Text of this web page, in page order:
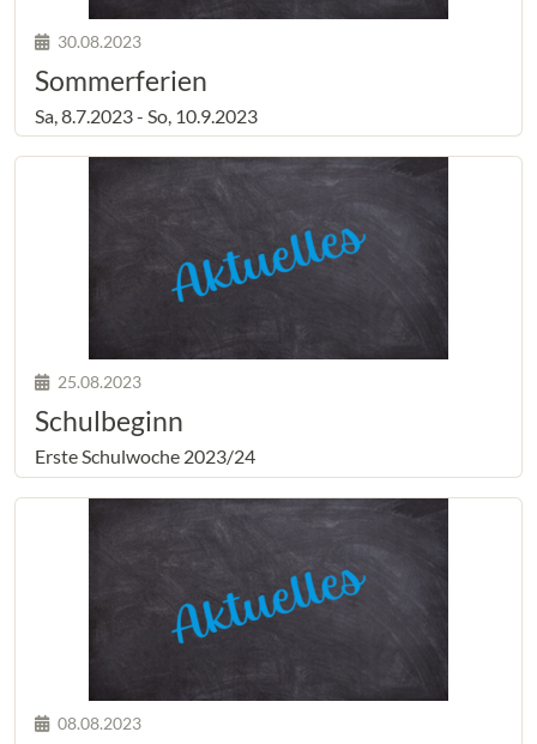
30.08.2023
Sommerferien
Sa, 8.7.2023 - So, 10.9.2023
25.08.2023
Schulbeginn
Erste Schulwoche 2023/24
08.08.2023